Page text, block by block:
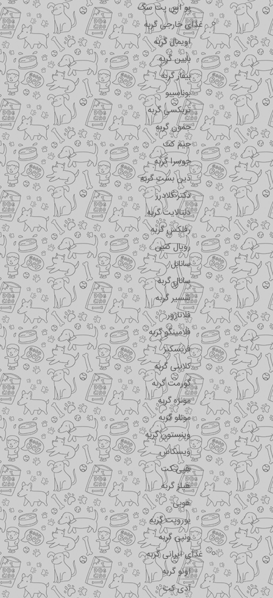
یو اس پت سگ
غذای خارجی گربه
اویمال گربه
بابین گربه
بیفار گربه
بوناسیبو
تریکسی گربه
جمون گربه
جیم کت
جوسرا گربه
دین بست گربه
دکتر کلادرز
دنتالایت گربه
رفلکس گربه
رویال کنین
سانابل
سانال گربه
شسیر گربه
فلاتازور
فلامینگو گربه
فریسکیز
کلاینی گربه
گورمت گربه
مونژه گربه
مونلو گربه
وینستون گربه
ویسکاس
هپی کت
هیلز گربه
هوبی
یوروپت گربه
ونپی گربه
غذای ایرانی گربه
اونو گربه
آدی کت